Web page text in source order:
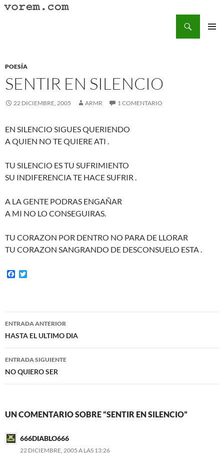
Saltar
POESÍA
SENTIR EN SILENCIO
22 DICIEMBRE, 2005 ARMR 1 COMENTARIO
EN SILENCIO SIGUES QUERIENDO
A QUIEN NO TE QUIERE ATI .
TU SILENCIO ES TU SUFRIMIENTO
SU INDIFERENCIA TE HACE SUFRIR .
A LA GENTE PODRAS ENGAÑAR
A MI NO LO CONSEGUIRAS.
TU CORAZON POR DENTRO NO PARA DE LLORAR
TU CORAZON SANGRANDO DE DESCONSUELO ESTA .
F
o
o
e
r
Navegación
de
entradas
ENTRADA ANTERIOR
HASTA EL ULTIMO DIA
ENTRADA SIGUIENTE
NO QUIERO SER
UN COMENTARIO SOBRE “SENTIR EN SILENCIO”
666DIABLO666
22 DICIEMBRE, 2005 A LAS 13:26